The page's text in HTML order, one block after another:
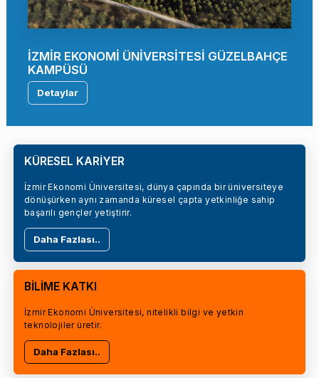
İZMİR EKONOMİ ÜNİVERSİTESİ GÜZELBAHÇE
KAMPÜSÜ
Detaylar
KÜRESEL KARİYER
İzmir Ekonomi Üniversitesi, dünya çapında bir üniversiteye
dönüşürken aynı zamanda küresel çapta yetkinliğe sahip
başarılı gençler yetiştirir.
Daha Fazlası..
BİLİME KATKI
İzmir Ekonomi Üniversitesi, nitelikli bilgi ve yetkin
teknolojiler üretir.
Daha Fazlası..